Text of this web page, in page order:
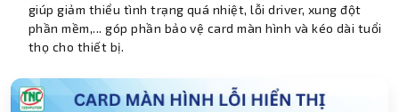
giúp giảm thiểu tình trạng quá nhiệt, lỗi driver, xung đột
phần mềm,... góp phần bảo vệ card màn hình và kéo dài tuổi
thọ cho thiết bị.